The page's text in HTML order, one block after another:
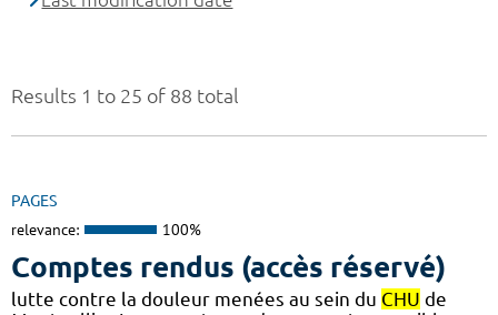
Results 1 to 25 of 88 total
PAGES
relevance: 100%
Comptes rendus (accès réservé)
lutte contre la douleur menées au sein du CHU de